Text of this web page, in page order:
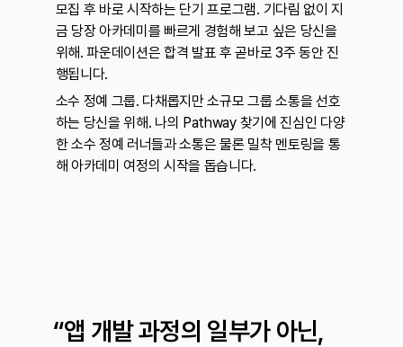
모집 후 바로 시작하는 단기 프로그램. 기다림 없이 지
금 당장 아카데미를 빠르게 경험해 보고 싶은 당신을
위해. 파운데이션은 합격 발표 후 곧바로 3주 동안 진
행됩니다.
소수 정예 그룹. 다채롭지만 소규모 그룹 소통을 선호
하는 당신을 위해. 나의 Pathway 찾기에 진심인 다양
한 소수 정예 러너들과 소통은 물론 밀착 멘토링을 통
해 아카데미 여정의 시작을 돕습니다.
“앱 개발 과정의 일부가 아닌,